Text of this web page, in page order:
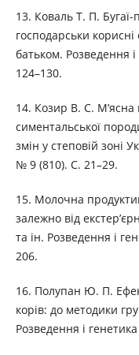
13. Коваль Т. П. Бугаї-
господарськи
батьком. Розведення
124–130.
14. Козир В. С. М’ясна
симентальської
змін у степовій зоні
№ 9 (810). С. 21–29.
15. Молочна
залежно від
та ін. Розведення і
206.
16. Полупан Ю. П.
корів: до методики
Розведення і